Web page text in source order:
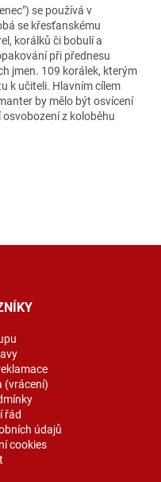
se používá v
se křesťanskému
korálků či bobulí a
při přednesu
jmen. 109 korálek, kterým
k učiteli. Hlavním cílem
by mělo být osvícení
z koloběhu
(vrácení)
řád
údajů
cookies